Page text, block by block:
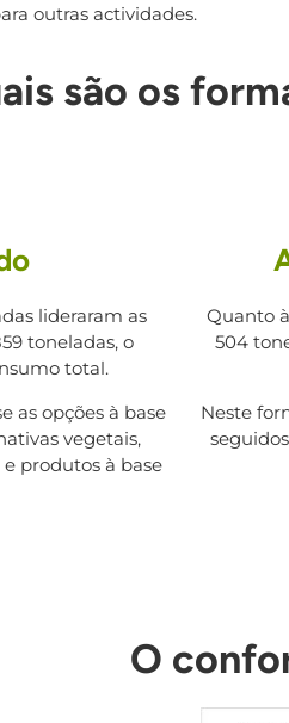
outras actividades.
são os
lideraram as
toneladas, o
total.
as opções à base
vegetais,
produtos à base
Quanto
504
Neste
O